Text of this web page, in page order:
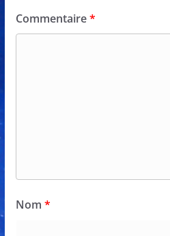
Commentaire*
Nom *